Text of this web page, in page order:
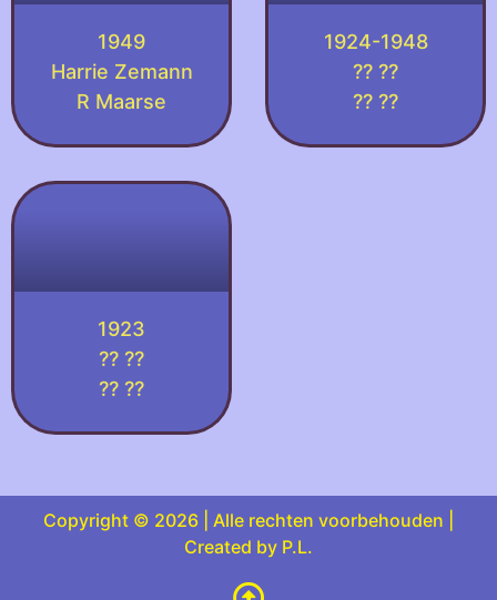
1949
Harrie Zemann
R Maarse
1924-1948
?? ??
?? ??
1923
?? ??
?? ??
Copyright © 2026 | Alle rechten voorbehouden |
Created by P.L.